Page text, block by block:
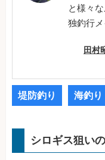
と様々
独釣行メ
田村
堤防釣り 海釣り
シロギス狙い